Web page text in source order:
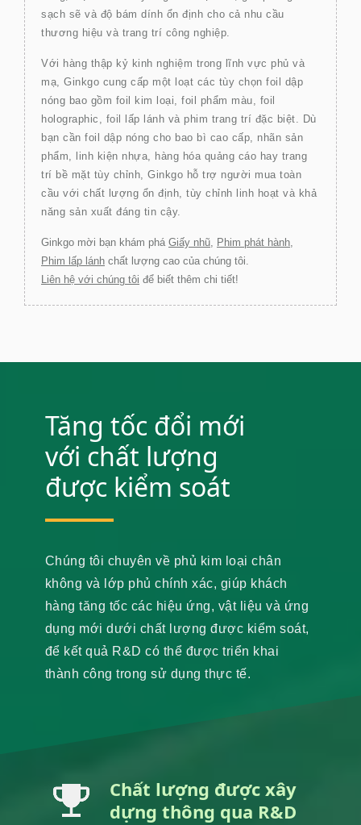
sạch sẽ và độ bám dính ổn định cho cả nhu cầu
thương hiệu và trang trí công nghiệp.
Với hàng thập kỷ kinh nghiệm trong lĩnh vực phủ và
mạ, Ginkgo cung cấp một loạt các tùy chọn foil dập
nóng bao gồm foil kim loại, foil phẩm màu, foil
holographic, foil lấp lánh và phim trang trí đặc biệt. Dù
bạn cần foil dập nóng cho bao bì cao cấp, nhãn sản
phẩm, linh kiện nhựa, hàng hóa quảng cáo hay trang
trí bề mặt tùy chỉnh, Ginkgo hỗ trợ người mua toàn
cầu với chất lượng ổn định, tùy chỉnh linh hoạt và khả
năng sản xuất đáng tin cậy.
Ginkgo mời bạn khám phá Giấy nhũ, Phim phát hành,
Phim lấp lánh chất lượng cao của chúng tôi.
Liên hệ với chúng tôi để biết thêm chi tiết!
Tăng tốc đổi mới
với chất lượng
được kiểm soát
Chúng tôi chuyên về phủ kim loại chân
không và lớp phủ chính xác, giúp khách
hàng tăng tốc các hiệu ứng, vật liệu và ứng
dụng mới dưới chất lượng được kiểm soát,
để kết quả R&D có thể được triển khai
thành công trong sử dụng thực tế.
Chất lượng được xây
dựng thông qua R&D